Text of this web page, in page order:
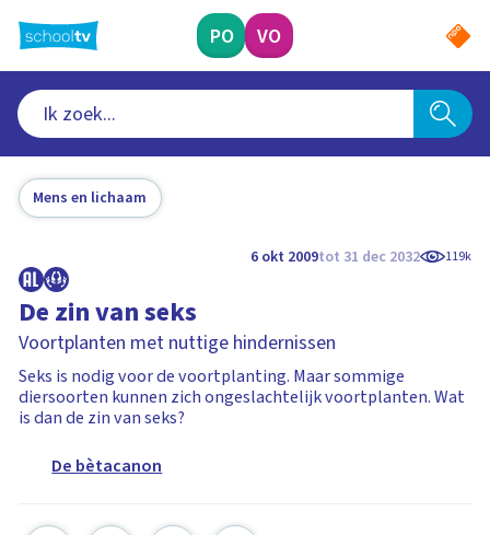
naar
hoofdinhoud
PO VO
Mens en lichaam
6 okt 2009tot 31 dec 2032 119k
De zin van seks
Voortplanten met nuttige hindernissen
Seks is nodig voor de voortplanting. Maar sommige
diersoorten kunnen zich ongeslachtelijk voortplanten. Wat
is dan de zin van seks?
De bètacanon